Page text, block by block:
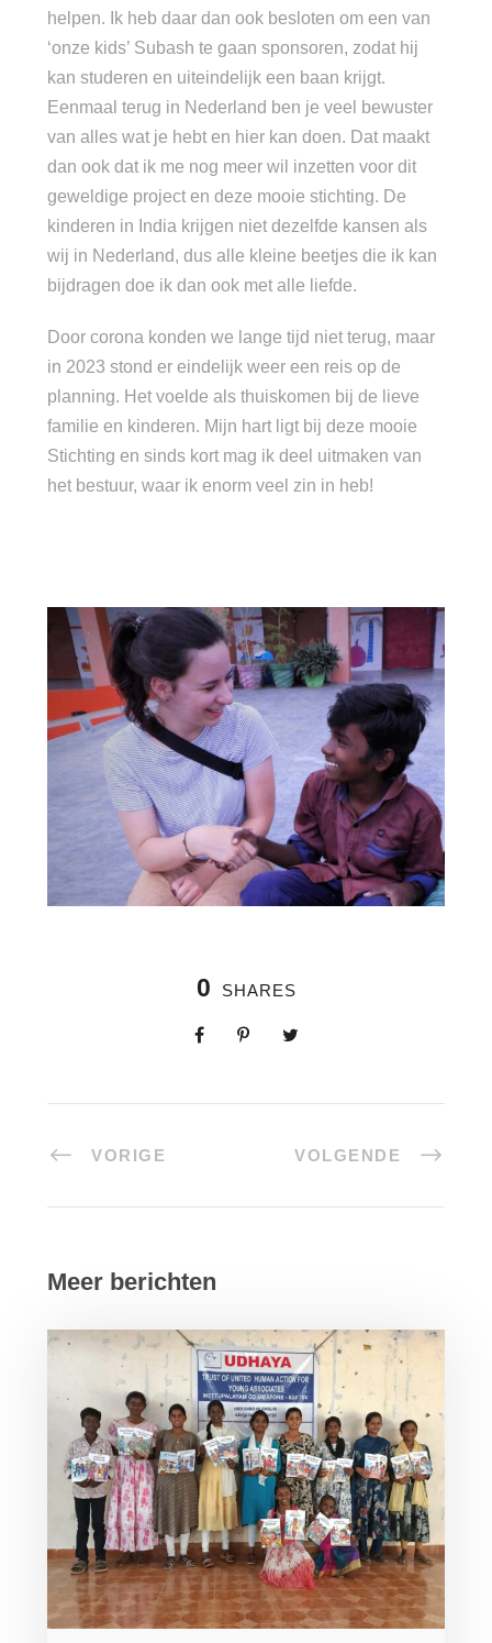
helpen. Ik heb daar dan ook besloten om een van
‘onze kids’ Subash te gaan sponsoren, zodat hij
kan studeren en uiteindelijk een baan krijgt.
Eenmaal terug in Nederland ben je veel bewuster
van alles wat je hebt en hier kan doen. Dat maakt
dan ook dat ik me nog meer wil inzetten voor dit
geweldige project en deze mooie stichting. De
kinderen in India krijgen niet dezelfde kansen als
wij in Nederland, dus alle kleine beetjes die ik kan
bijdragen doe ik dan ook met alle liefde.
Door corona konden we lange tijd niet terug, maar
in 2023 stond er eindelijk weer een reis op de
planning. Het voelde als thuiskomen bij de lieve
familie en kinderen. Mijn hart ligt bij deze mooie
Stichting en sinds kort mag ik deel uitmaken van
het bestuur, waar ik enorm veel zin in heb!
0 SHARES
VORIGE VOLGENDE
Meer berichten